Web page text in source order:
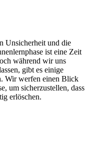
Unsicherheit und die
ist eine Zeit
während wir uns
gibt es einige
Wir werfen einen Blick
um sicherzustellen, dass
erlöschen.